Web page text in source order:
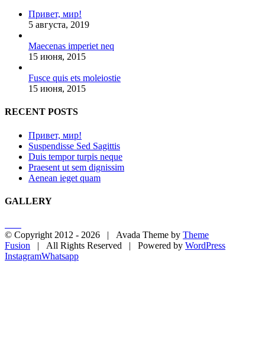
Привет, мир!
5 августа, 2019
Maecenas imperiet neq
15 июня, 2015
Fusce quis ets moleiostie
15 июня, 2015
RECENT POSTS
Привет, мир!
Suspendisse Sed Sagittis
Duis tempor turpis neque
Praesent ut sem dignissim
Aenean ieget quam
GALLERY
© Copyright 2012 - 2026 | Avada Theme by Theme
Fusion | All Rights Reserved | Powered by WordPress
InstagramWhatsapp